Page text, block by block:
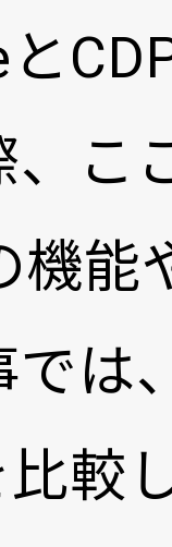
と
、こ
機能
では
較